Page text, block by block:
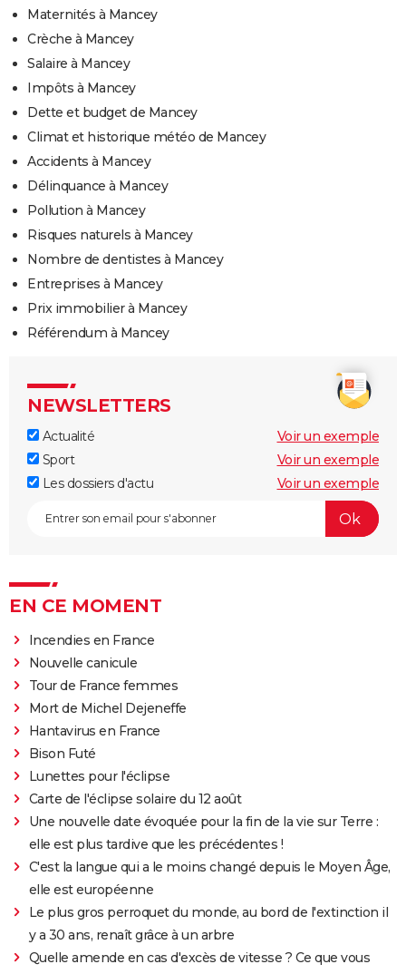
Maternités à Mancey
Crèche à Mancey
Salaire à Mancey
Impôts à Mancey
Dette et budget de Mancey
Climat et historique météo de Mancey
Accidents à Mancey
Délinquance à Mancey
Pollution à Mancey
Risques naturels à Mancey
Nombre de dentistes à Mancey
Entreprises à Mancey
Prix immobilier à Mancey
Référendum à Mancey
NEWSLETTERS
Actualité
Voir un exemple
Sport
Voir un exemple
Les dossiers d'actu
Voir un exemple
EN CE MOMENT
Incendies en France
Nouvelle canicule
Tour de France femmes
Mort de Michel Dejeneffe
Hantavirus en France
Bison Futé
Lunettes pour l'éclipse
Carte de l'éclipse solaire du 12 août
Une nouvelle date évoquée pour la fin de la vie sur Terre :
elle est plus tardive que les précédentes !
C'est la langue qui a le moins changé depuis le Moyen Âge,
elle est européenne
Le plus gros perroquet du monde, au bord de l'extinction il
y a 30 ans, renaît grâce à un arbre
Quelle amende en cas d'excès de vitesse ? Ce que vous